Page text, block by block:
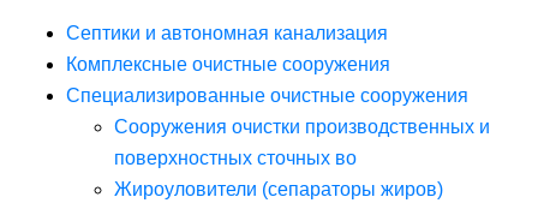
Септики и автономная канализация
Комплексные очистные сооружения
Специализированные очистные сооружения
Сооружения очистки производственных и
поверхностных сточных во
Жироуловители (сепараторы жиров)